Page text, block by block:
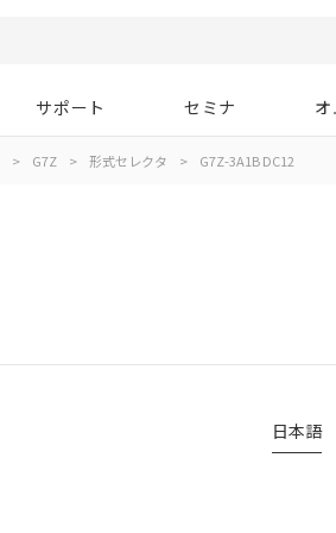
サポート セミナ
> G7Z > 形式セレクタ > G7Z-3A1B DC12
日本語